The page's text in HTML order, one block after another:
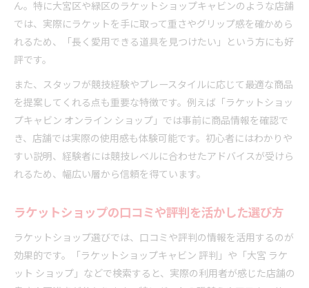
ん。特に大宮区や緑区のラケットショップキャビンのような店舗
では、実際にラケットを手に取って重さやグリップ感を確かめら
れるため、「長く愛用できる道具を見つけたい」という方にも好
評です。
また、スタッフが競技経験やプレースタイルに応じて最適な商品
を提案してくれる点も重要な特徴です。例えば「ラケットショッ
プキャビン オンライン ショップ」では事前に商品情報を確認で
き、店舗では実際の使用感も体験可能です。初心者にはわかりや
すい説明、経験者には競技レベルに合わせたアドバイスが受けら
れるため、幅広い層から信頼を得ています。
ラケットショップの口コミや評判を活かした選び方
ラケットショップ選びでは、口コミや評判の情報を活用するのが
効果的です。「ラケットショップキャビン 評判」や「大宮 ラケ
ット ショップ」などで検索すると、実際の利用者が感じた店舗の